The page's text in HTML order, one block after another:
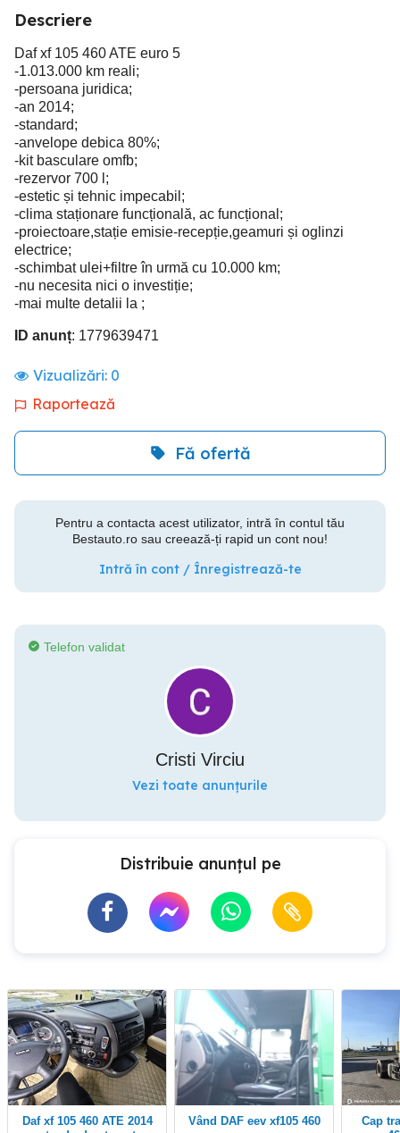
Descriere
Daf xf 105 460 ATE euro 5
-1.013.000 km reali;
-persoana juridica;
-an 2014;
-standard;
-anvelope debica 80%;
-kit basculare omfb;
-rezervor 700 l;
-estetic și tehnic impecabil;
-clima staționare funcțională, ac funcțional;
-proiectoare,stație emisie-recepție,geamuri și oglinzi
electrice;
-schimbat ulei+filtre în urmă cu 10.000 km;
-nu necesita nici o investiție;
-mai multe detalii la ;
ID anunț: 1779639471
Vizualizări: 0
Raportează
Fă ofertă
Pentru a contacta acest utilizator, intră în contul tău
Bestauto.ro sau creează-ți rapid un cont nou!
Intră în cont / Înregistrează-te
Telefon validat
Cristi Virciu
Vezi toate anunțurile
Distribuie anunțul pe
Daf xf 105 460 ATE 2014
Vând DAF eev xf105 460
Cap tractor Daf Xf 105